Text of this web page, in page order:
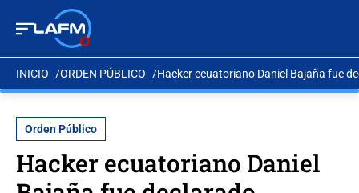
INICIO ORDEN PÚBLICO Hacker ecuatoriano Daniel Bajaña fue
Orden Público
Hacker ecuatoriano Daniel